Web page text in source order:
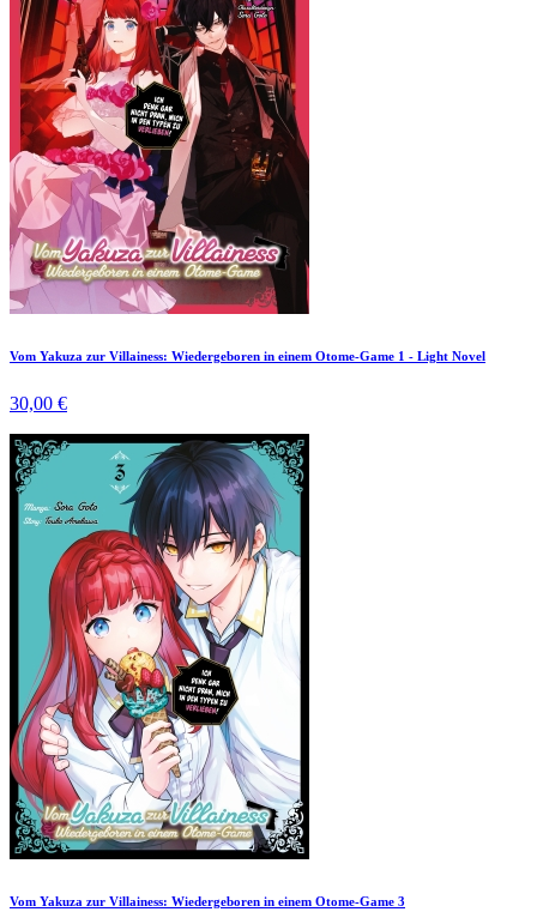
Vom Yakuza zur Villainess: Wiedergeboren in einem Otome-Game 1 - Light Novel
30,00 €
Vom Yakuza zur Villainess: Wiedergeboren in einem Otome-Game 3